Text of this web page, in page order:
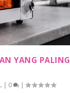
YANG PALING
| 0 |